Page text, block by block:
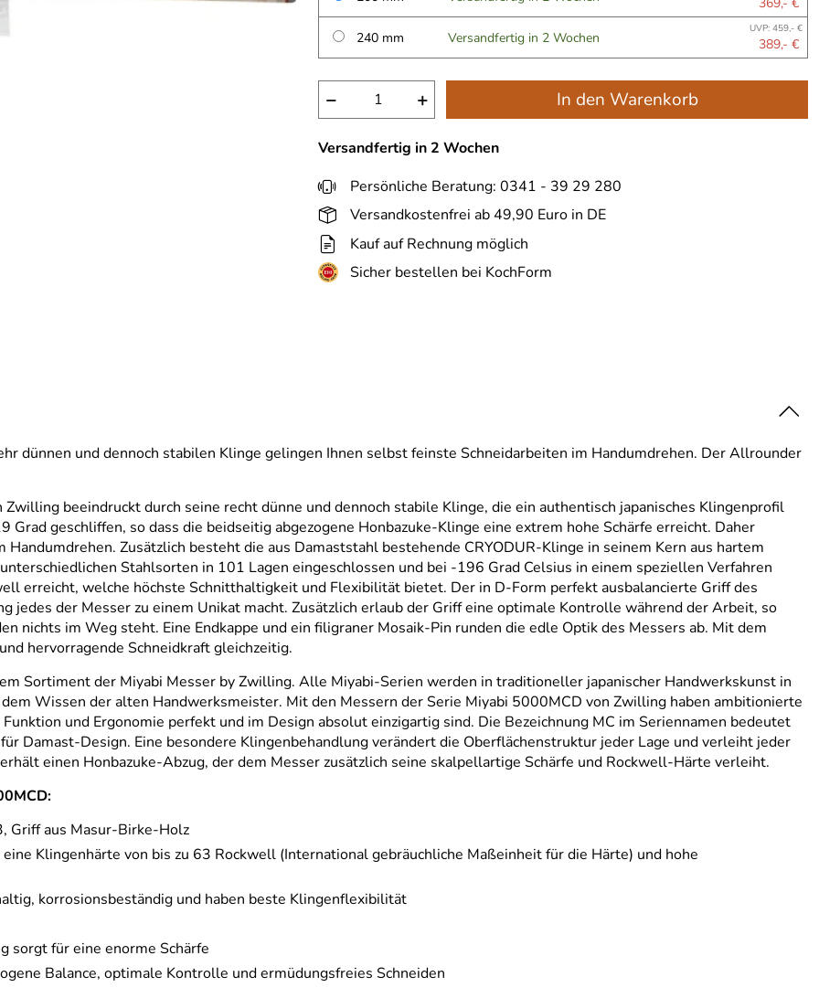
240 mm
Versandfertig in 2 Wochen UVP: 459,- €
389,- €
− + In den Warenkorb
Versandfertig in 2 Wochen
Persönliche Beratung: 0341 - 39 29 280
Versandkostenfrei ab 49,90 Euro in DE
Kauf auf Rechnung möglich
Sicher bestellen bei KochForm
dünnen und dennoch stabilen Klinge gelingen Ihnen selbst feinste Schneidarbeiten im Handumdrehen. Der Allrounder
beeindruckt durch seine recht dünne und dennoch stabile Klinge, die ein authentisch japanisches Klingenprofil
geschliffen, so dass die beidseitig abgezogene Honbazuke-Klinge eine extrem hohe Schärfe erreicht. Daher
Zusätzlich besteht die aus Damaststahl bestehende CRYODUR-Klinge in seinem Kern aus hartem
Stahlsorten in 101 Lagen eingeschlossen und bei -196 Grad Celsius in einem speziellen Verfahren
erreicht, welche höchste Schnitthaltigkeit und Flexibilität bietet. Der in D-Form perfekt ausbalancierte Griff des
jedes der Messer zu einem Unikat macht. Zusätzlich erlaub der Griff eine optimale Kontrolle während der Arbeit, so
nichts im Weg steht. Eine Endkappe und ein filigraner Mosaik-Pin runden die edle Optik des Messers ab. Mit dem
hervorragende Schneidkraft gleichzeitig.
Sortiment der Miyabi Messer by Zwilling. Alle Miyabi-Serien werden in traditioneller japanischer Handwerkskunst in
Wissen der alten Handwerksmeister. Mit den Messern der Serie Miyabi 5000MCD von Zwilling haben ambitionierte
und Ergonomie perfekt und im Design absolut einzigartig sind. Die Bezeichnung MC im Seriennamen bedeutet
Damast-Design. Eine besondere Klingenbehandlung verändert die Oberflächenstruktur jeder Lage und verleiht jeder
einen Honbazuke-Abzug, der dem Messer zusätzlich seine skalpellartige Schärfe und Rockwell-Härte verleiht.
Griff aus Masur-Birke-Holz
Klingenhärte von bis zu 63 Rockwell (International gebräuchliche Maßeinheit für die Härte) und hohe
korrosionsbeständig und haben beste Klingenflexibilität
sorgt für eine enorme Schärfe
Balance, optimale Kontrolle und ermüdungsfreies Schneiden